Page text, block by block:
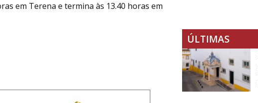
em Terena e termina às 13.40 horas em
ÚLTIMAS